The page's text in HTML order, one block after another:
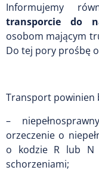
Informujemy
transporcie do
osobom mającym
Do tej pory prośbę
Transport powinien
–
orzeczenie o
o kodzie R lub N
schorzeniami;